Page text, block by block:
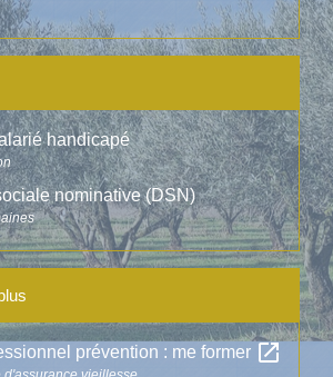
handicapé
nominative (DSN)
prévention : me former open_in_new